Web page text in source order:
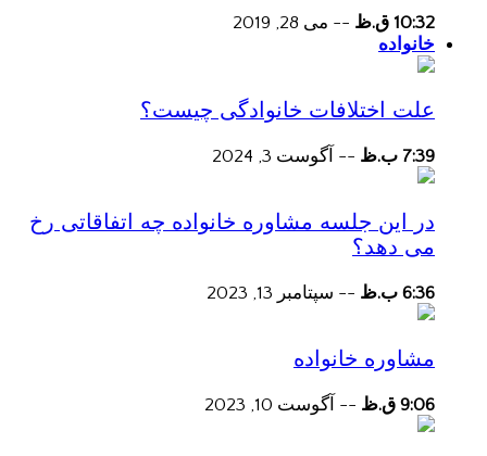
10:32 ق.ظ -- می 28, 2019
خانواده
علت اختلافات خانوادگی چیست؟
7:39 ب.ظ -- آگوست 3, 2024
در این جلسه مشاوره خانواده چه اتفاقاتی رخ
می دهد؟
6:36 ب.ظ -- سپتامبر 13, 2023
مشاوره خانواده
9:06 ق.ظ -- آگوست 10, 2023